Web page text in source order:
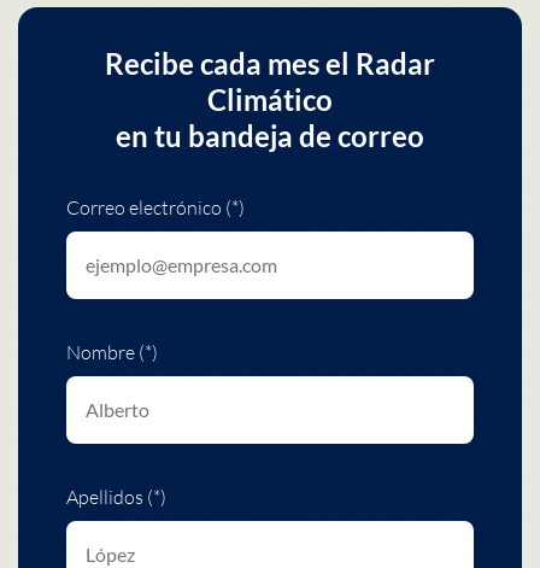
Recibe cada mes el Radar
Climático
en tu bandeja de correo
Correo electrónico (*)
Nombre (*)
Apellidos (*)